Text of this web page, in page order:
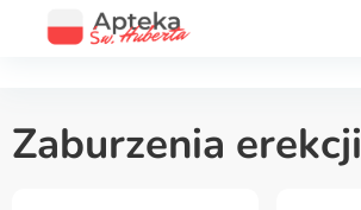
Zaburzenia erekcji